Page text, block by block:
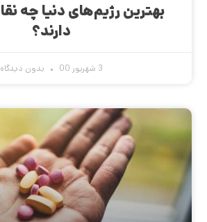
بهترین رژیم‌های دنیا چه
دارند؟
3 شهریور 00 بدون دیدگاه